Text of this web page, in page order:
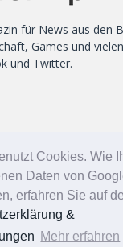
Cookies. Wie
Daten von
erfahren Sie auf
&
Mehr erfahren
für News aus den
Games und
und Twitter.